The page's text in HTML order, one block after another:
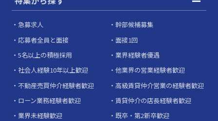
急募求人
幹部候補募集
応募者全員と面接
面接1回
5名以上の積極採用
業界経験者優遇
社会人経験10年以上歓迎
他業界の営業経験者歓迎
不動産売買仲介経験者歓迎
高級賃貸仲介営業の経験者歓迎
ローン業務経験者歓迎
賃貸仲介の店長経験者歓迎
業界未経験歓迎
既卒・第2新卒歓迎